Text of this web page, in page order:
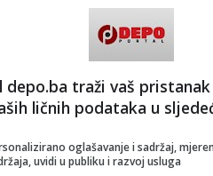
depo.ba traži vaš
ličnih podataka u
oglašavanje i sadržaj,
uvidi u publiku i razvoj usluga